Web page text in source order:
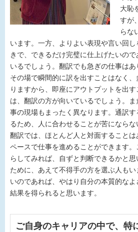
大恥
すが
らな
います。一方、よりよい表現や言い回
きで、できるだけ完璧に仕上げたいの
いるでしょう。翻訳でも急ぎの仕事は
その場で瞬間的に訳を出すことはなく
りますから、即座にアウトプットを出
は、翻訳の方が向いているでしょう。
事の現場もまったく異なります。通訳
るため、人に合わせることが苦にならな
翻訳では、ほとんど人と対面すること
ペースで仕事を進めることができます
らしてみれば、自ずと判断できるかと
ために、あえて不得手の方を選ぶ人も
いのであれば、やはり自分の本質的な
結果を得られると思います。
ご自身のキャリアの中で、特